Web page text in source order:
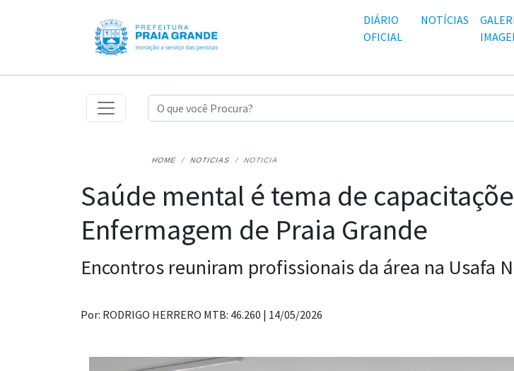
DIÁRIO
OFICIAL
NOTÍCIAS
HOME NOTICIAS NOTICIA
Saúde mental é tema de
Enfermagem de Praia Grande
Encontros reuniram profissionais da área na Usafa
Por: RODRIGO HERRERO MTB: 46.260 | 14/05/2026